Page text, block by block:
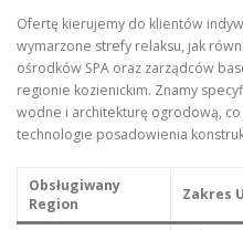
Ofertę kierujemy do klientów
wymarzone strefy relaksu, jak
ośrodków SPA oraz zarządców
regionie kozienickim. Znamy
wodne i architekturę ogrodową,
technologie posadowienia
Obsługiwany
Region
Zakres